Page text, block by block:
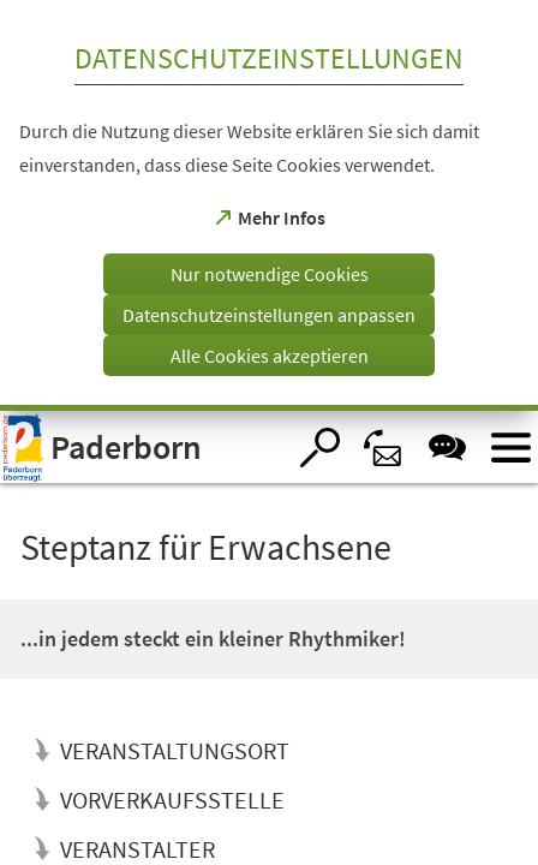
Visuelle
Assistenzsoftware
öffnen.
DATENSCHUTZEINSTELLUNGEN
Durch die Nutzung dieser Website erklären Sie sich damit
einverstanden, dass diese Seite Cookies verwendet.
Mehr Infos
(Öffnet
einem
Tab)
Nur notwendige Cookies
Datenschutzeinstellungen anpassen
Alle Cookies akzeptieren
Paderborn
Steptanz für Erwachsene
...in jedem steckt ein kleiner Rhythmiker!
VERANSTALTUNGSORT
VORVERKAUFSSTELLE
VERANSTALTER